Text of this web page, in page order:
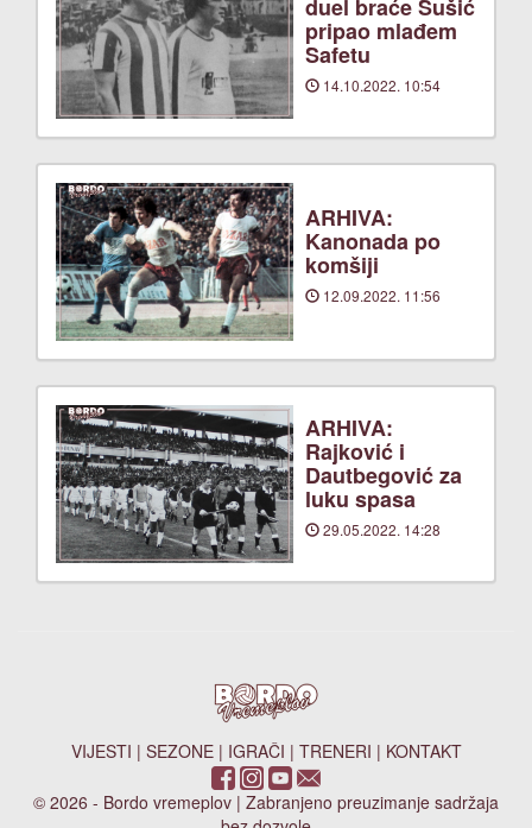
duel braće Sušić
pripao mlađem
Safetu
14.10.2022. 10:54
ARHIVA:
Kanonada po
komšiji
12.09.2022. 11:56
ARHIVA:
Rajković i
Dautbegović za
luku spasa
29.05.2022. 14:28
VIJESTI | SEZONE| IGRAČI | TRENERI | KONTAKT
© 2026 - Bordo vremeplov | Zabranjeno preuzimanje sadržaja